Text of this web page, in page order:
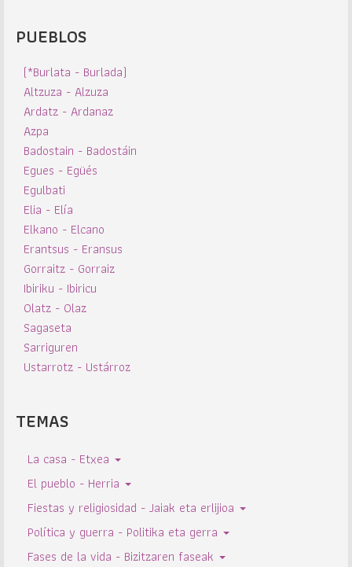
PUEBLOS
(*Burlata - Burlada)
Altzuza - Alzuza
Ardatz - Ardanaz
Azpa
Badostain - Badostáin
Egues - Egüés
Egulbati
Elia - Elía
Elkano - Elcano
Erantsus - Eransus
Gorraitz - Gorraiz
Ibiriku - Ibiricu
Olatz - Olaz
Sagaseta
Sarriguren
Ustarrotz - Ustárroz
TEMAS
La casa - Etxea
El pueblo - Herria
Fiestas y religiosidad - Jaiak eta erlijioa
Política y guerra - Politika eta gerra
Fases de la vida - Bizitzaren faseak